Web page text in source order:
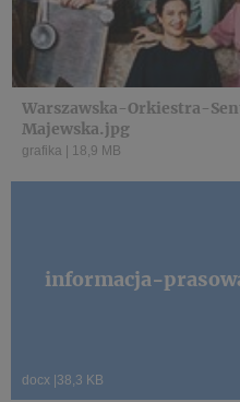
Warszawska-Orkiestra-
Majewska.jpg
grafika 18,9 MB
informacja-
docx 38,3 KB